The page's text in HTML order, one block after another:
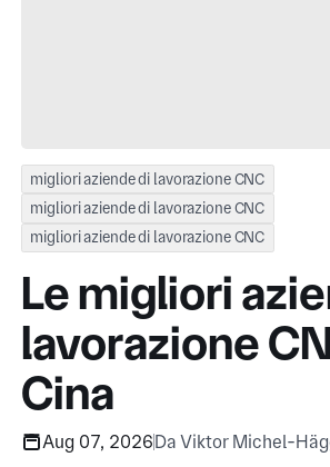
migliori aziende di lavorazione CNC
migliori aziende di lavorazione CNC
migliori aziende di lavorazione CNC
Le migliori
lavorazione
Cina
Aug 07, 2026Da Viktor Michel-